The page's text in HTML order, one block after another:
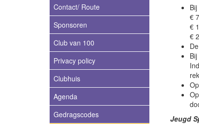
Contact/ Route
Sponsoren
Club van 100
Privacy policy
Clubhuis
Agenda
Gedragscodes
€
€
€
Jeugd